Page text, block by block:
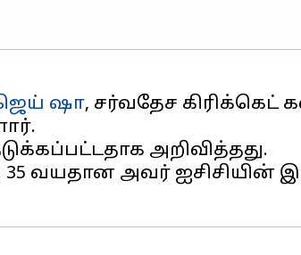
ஷா, சர்வதேச கிரிக்கெட்
அறிவித்தது.
35 வயதான அவர்